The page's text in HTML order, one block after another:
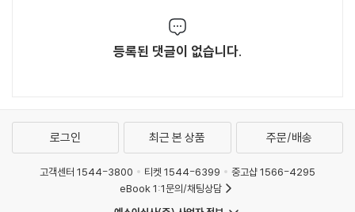
등록된 댓글이 없습니다.
로그인 최근 본 상품 주문/배송
고객센터 1544-3800 티켓 1544-6399
중고샵 1566-4295
eBook 1:1문의/채팅상담